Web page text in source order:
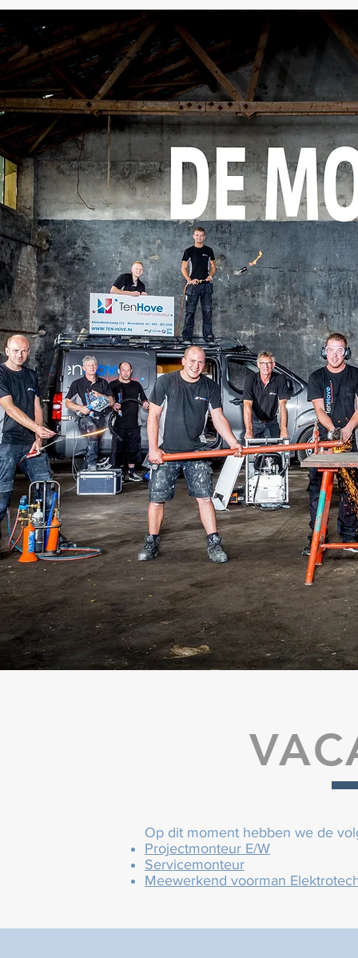
Op dit moment hebben we de
Projectmonteur E/W
Servicemonteur
Meewerkend voorman